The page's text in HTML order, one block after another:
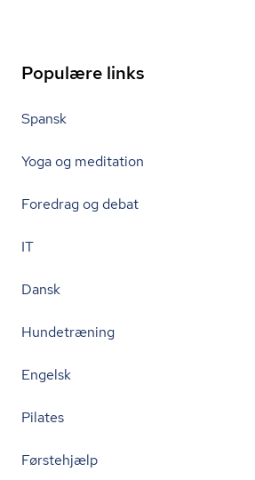
Populære links
Spansk
Yoga og meditation
Foredrag og debat
IT
Dansk
Hundetræning
Engelsk
Pilates
Førstehjælp